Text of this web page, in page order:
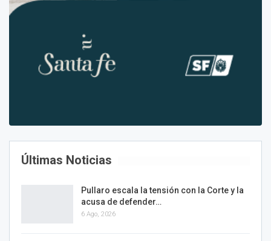
Últimas Noticias
Pullaro escala la tensión con la Corte y la
acusa de defender…
6 Ago, 2026